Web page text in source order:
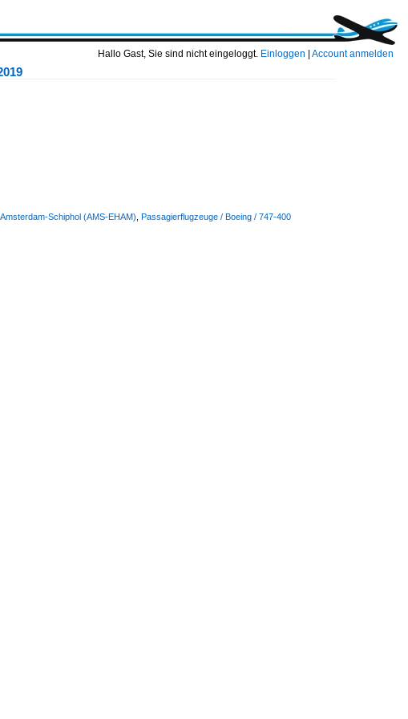
Hallo Gast, Sie sind nicht eingeloggt. Einloggen Account anmelden
Schiphol (AMS-EHAM) Passagierflugzeuge / Boeing / 747-400